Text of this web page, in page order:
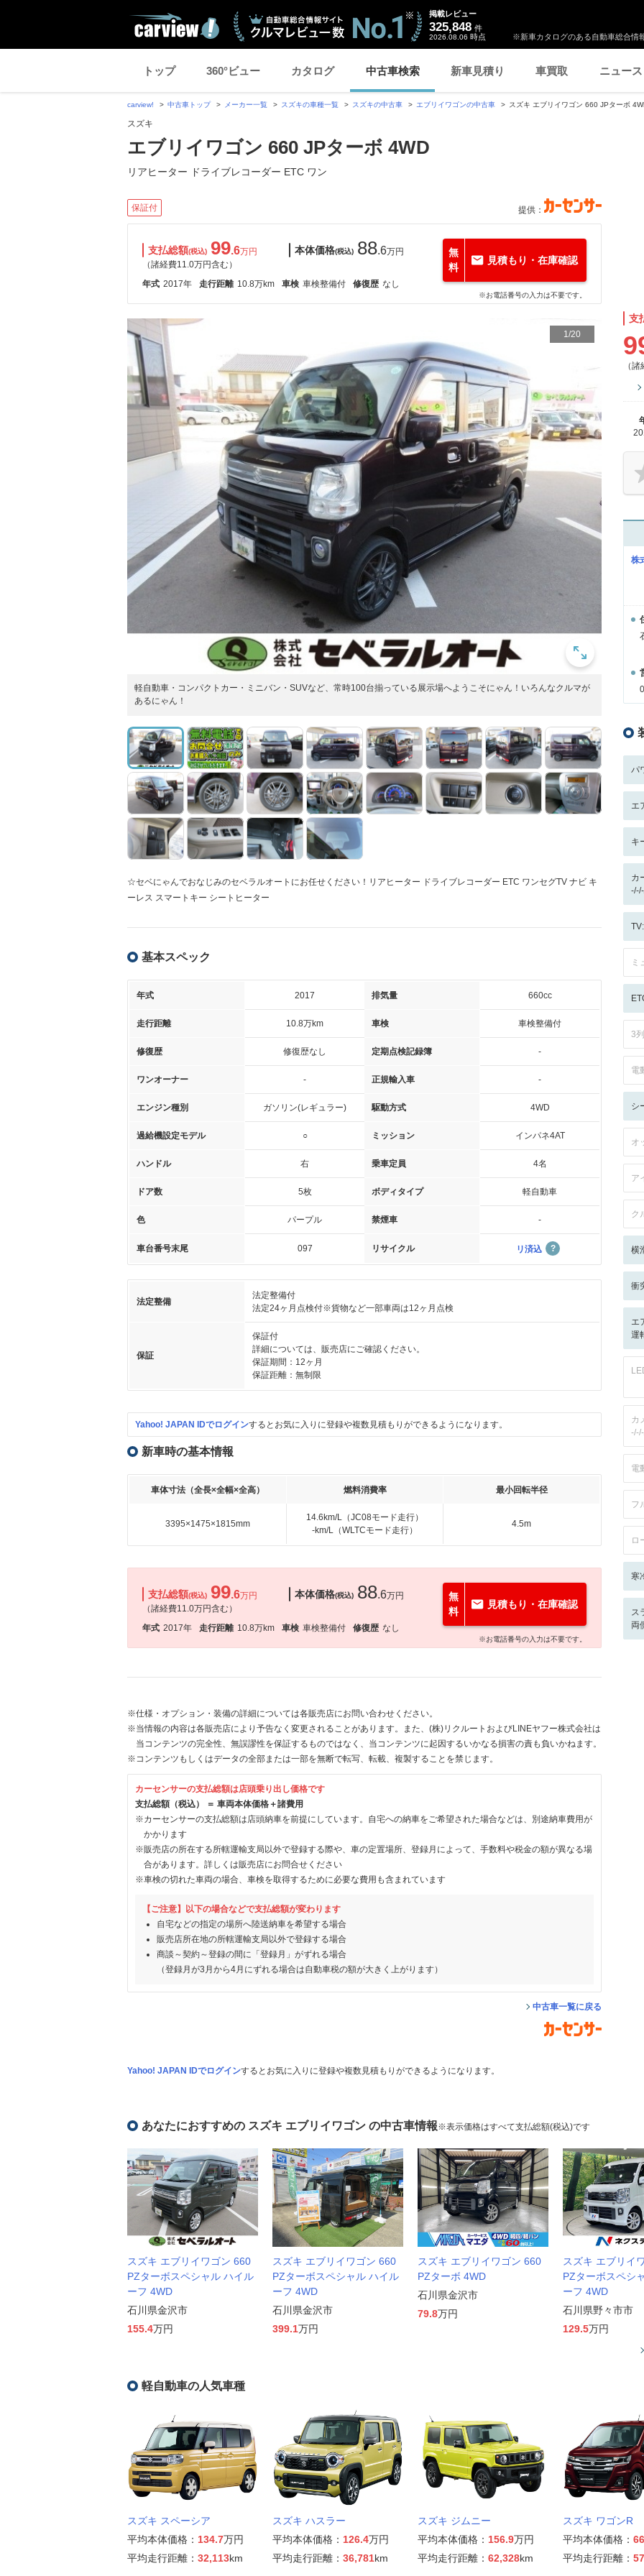
※新車カタログのある自動車総合情
掲載レビュー
325,848 件
2026.08.06 時点
トップ 360°ビュー カタログ 中古車検索 新車見積り 車買取 ニュース
carview! 中古車トップ メーカー一覧 スズキの車種一覧 スズキの中古車 エブリイワゴンの中古車 スズキ エブリイワゴン 660 JPターボ
スズキ
エブリイワゴン 660 JPターボ 4WD
リアヒーター ドライブレコーダー ETC ワン
保証付 提供：
支払総額(税込) 99.6万円
（諸経費11.0万円含む）
本体価格(税込) 88.6万円
年式 2017年 走行距離 10.8万km 車検 車検整備付 修復歴 なし
無
料
見積もり・在庫確認
※お電話番号の入力は不要です。
1/20
軽自動車・コンパクトカー・ミニバン・SUVなど、常時100台揃っている展示場へようこそにゃん！いろんなクルマが
あるにゃん！
☆セベにゃんでおなじみのセベラルオートにお任せください！リアヒーター ドライブレコーダー ETC ワンセグTV ナビ キ
ーレス スマートキー シートヒーター
基本スペック
年式 2017 排気量 660cc
走行距離 10.8万km 車検 車検整備付
修復歴 修復歴なし 定期点検記録簿 -
ワンオーナー - 正規輸入車 -
エンジン種別 ガソリン(レギュラー) 駆動方式 4WD
過給機設定モデル ○ ミッション インパネ4AT
ハンドル 右 乗車定員 4名
ドア数 5枚 ボディタイプ 軽自動車
色 パープル 禁煙車 -
車台番号末尾 097 リサイクル リ済込
法定整備
法定整備付
法定24ヶ月点検付※貨物など一部車両は12ヶ月点検
保証
保証付
詳細については、販売店にご確認ください。
保証期間：12ヶ月
保証距離：無制限
Yahoo! JAPAN IDでログインするとお気に入りに登録や複数見積もりができるようになります。
新車時の基本情報
車体寸法（全長×全幅×全高） 燃料消費率 最小回転半径
3395×1475×1815mm
14.6km/L（JC08モード走行）
-km/L（WLTCモード走行）
4.5m
支払総額(税込) 99.6万円
（諸経費11.0万円含む）
本体価格(税込) 88.6万円
年式 2017年 走行距離 10.8万km 車検 車検整備付 修復歴 なし
無
料
見積もり・在庫確認
※お電話番号の入力は不要です。
※仕様・オプション・装備の詳細については各販売店にお問い合わせください。
※当情報の内容は各販売店により予告なく変更されることがあります。また、(株)リクルートおよびLINEヤフー株式会社は
当コンテンツの完全性、無誤謬性を保証するものではなく、当コンテンツに起因するいかなる損害の責も負いかねます。
※コンテンツもしくはデータの全部または一部を無断で転写、転載、複製することを禁じます。
カーセンサーの支払総額は店頭乗り出し価格です
支払総額（税込） ＝ 車両本体価格＋諸費用
※カーセンサーの支払総額は店頭納車を前提にしています。自宅への納車をご希望された場合などは、別途納車費用が
かかります
※販売店の所在する所轄運輸支局以外で登録する際や、車の定置場所、登録月によって、手数料や税金の額が異なる場
合があります。詳しくは販売店にお問合せください
※車検の切れた車両の場合、車検を取得するために必要な費用も含まれています
【ご注意】以下の場合などで支払総額が変わります
自宅などの指定の場所へ陸送納車を希望する場合
販売店所在地の所轄運輸支局以外で登録する場合
商談～契約～登録の間に「登録月」がずれる場合
（登録月が3月から4月にずれる場合は自動車税の額が大きく上がります）
中古車一覧に戻る
Yahoo! JAPAN IDでログインするとお気に入りに登録や複数見積もりができるようになります。
支
（
株
パ
エ
キ
カ
ミ
3
電
シ
オ
ア
ク
横
衝
エ
運
カ
電
フ
ロ
寒
ス
両
あなたにおすすめの スズキ エブリイワゴン の中古車情報※表示価格はすべて支払総額(税込)です
スズキ エブリイワゴン 660
PZターボスペシャル ハイル
ーフ 4WD
石川県金沢市
155.4万円
スズキ エブリイワゴン 660
PZターボスペシャル ハイル
ーフ 4WD
石川県金沢市
399.1万円
スズキ エブリイワゴン 660
PZターボ 4WD
石川県金沢市
79.8万円
スズキ エブリイ
PZターボスペシ
ーフ 4WD
石川県野々市市
129.5万円
軽自動車の人気車種
スズキ スペーシア
平均本体価格： 134.7万円
平均走行距離： 32,113km
スズキ ハスラー
平均本体価格： 126.4万円
平均走行距離： 36,781km
スズキ ジムニー
平均本体価格： 156.9万円
平均走行距離： 62,328km
スズキ ワゴンR
平均本体価格：
平均走行距離：